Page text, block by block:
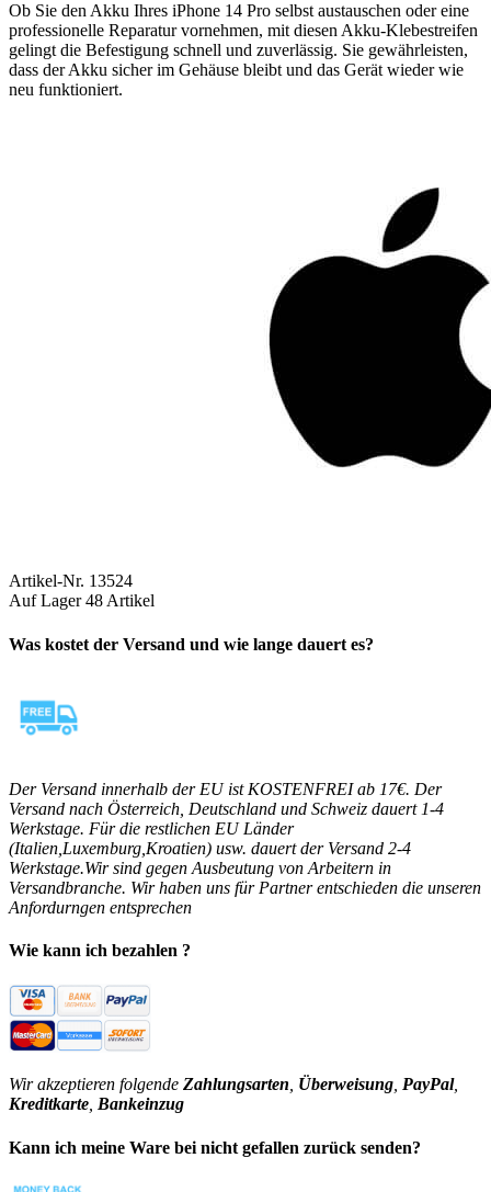
Ob Sie den Akku Ihres iPhone 14 Pro selbst austauschen oder eine
professionelle Reparatur vornehmen, mit diesen Akku-Klebestreifen
gelingt die Befestigung schnell und zuverlässig. Sie gewährleisten,
dass der Akku sicher im Gehäuse bleibt und das Gerät wieder wie
neu funktioniert.
Artikel-Nr. 13524
Auf Lager 48 Artikel
Was kostet der Versand und wie lange dauert es?
Der Versand innerhalb der EU ist KOSTENFREI ab 17€. Der
Versand nach Österreich, Deutschland und Schweiz dauert 1-4
Werkstage. Für die restlichen EU Länder
(Italien,Luxemburg,Kroatien) usw. dauert der Versand 2-4
Werkstage.Wir sind gegen Ausbeutung von Arbeitern in
Versandbranche. Wir haben uns für Partner entschieden die unseren
Anfordurngen entsprechen
Wie kann ich bezahlen ?
Wir akzeptieren folgende Zahlungsarten, Überweisung, PayPal,
Kreditkarte, Bankeinzug
Kann ich meine Ware bei nicht gefallen zurück senden?